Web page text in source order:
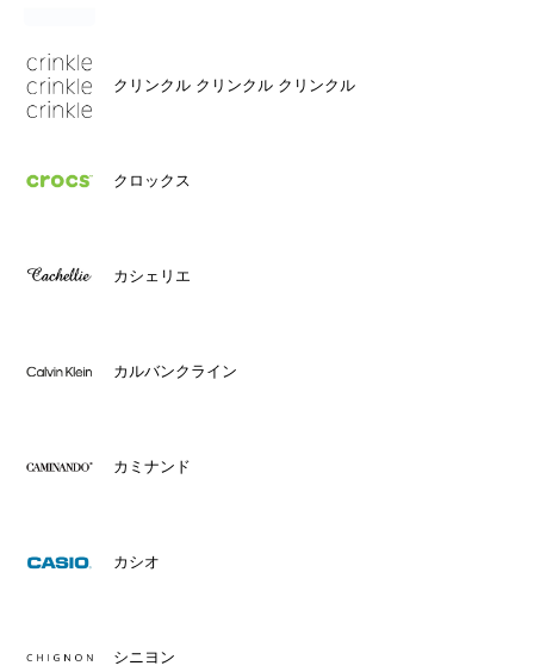
クリンクル クリンクル クリンクル
クロックス
カシェリエ
カルバンクライン
カミナンド
カシオ
シニヨン